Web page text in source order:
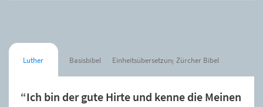
Luther Basisbibel Einheitsübersetzung Zürcher Bibel
“Ich bin der gute Hirte und kenne die Meinen